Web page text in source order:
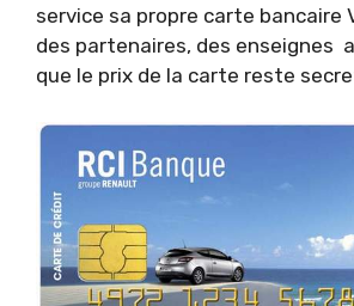
service sa propre carte bancaire
des partenaires, des enseignes
que le prix de la carte reste